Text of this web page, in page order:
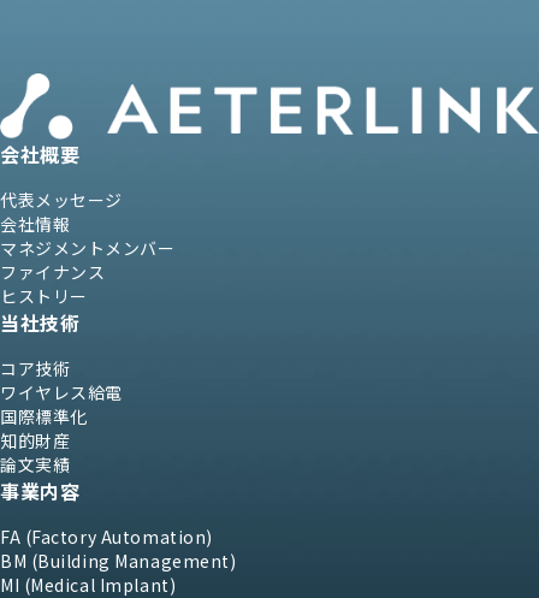
会社概要
代表メッセージ
会社情報
マネジメントメンバー
ファイナンス
ヒストリー
当社技術
コア技術
ワイヤレス給電
国際標準化
知的財産
論文実績
事業内容
FA (Factory Automation)
BM (Building Management)
MI (Medical Implant)